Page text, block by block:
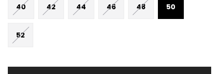
40 42 44 46 48 50
52